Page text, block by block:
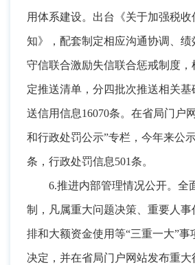
用体系建设。 出台《关于加强税收
知》，配套制定相应沟通协调、绩
守信联合激励失信联合惩戒制度，
定推送清单，分四批次推送相关基
送信用信息16070条。在省局门户
和行政处罚公示”专栏 ， 今年来公
条，行政处罚信息501条。
6.推进内部管理情况公开。 全
制，凡属重大问题决策、重要人
排和大额资金使用等“三重一大”事
决定，并在省局门户网站发布重大